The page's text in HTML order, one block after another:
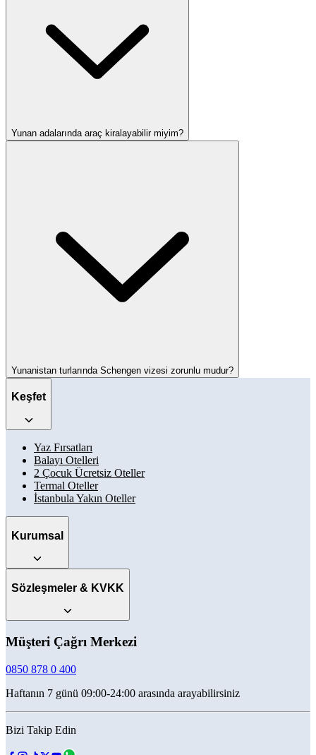
Yunan adalarında araç kiralayabilir miyim?
Yunanistan turlarında Schengen vizesi zorunlu mudur?
Keşfet
Yaz Fırsatları
Balayı Otelleri
2 Çocuk Ücretsiz Oteller
Termal Oteller
İstanbula Yakın Oteller
Kurumsal
Sözleşmeler & KVKK
Müşteri Çağrı Merkezi
0850 878 0 400
Haftanın 7 günü 09:00-24:00 arasında arayabilirsiniz
Bizi Takip Edin